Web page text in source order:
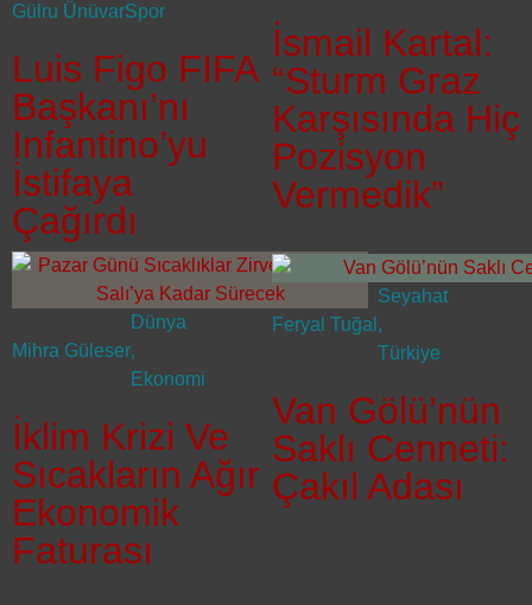
Gülru ÜnüvarSpor
Luis Figo FIFA
Başkanı’nı
Infantino’yu
İstifaya
Çağırdı
İsmail Kartal:
“Sturm Graz
Karşısında Hiç
Pozisyon
Vermedik”
Mihra Güleser
Dünya
,
Ekonomi
İklim Krizi Ve
Sıcakların Ağır
Ekonomik
Faturası
Feryal Tuğal
Seyahat
,
Türkiye
Van Gölü’nün
Saklı Cenneti:
Çakıl Adası